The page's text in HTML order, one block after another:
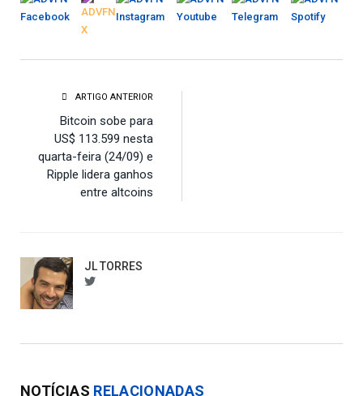
ARTIGO ANTERIOR
Bitcoin sobe para
US$ 113.599 nesta
quarta-feira (24/09) e
Ripple lidera ganhos
entre altcoins
JL TORRES
btorres
NOTÍCIAS RELACIONADAS